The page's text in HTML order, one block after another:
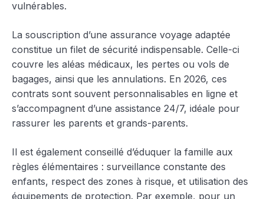
vulnérables.
La souscription d’une assurance voyage adaptée
constitue un filet de sécurité indispensable. Celle-ci
couvre les aléas médicaux, les pertes ou vols de
bagages, ainsi que les annulations. En 2026, ces
contrats sont souvent personnalisables en ligne et
s’accompagnent d’une assistance 24/7, idéale pour
rassurer les parents et grands-parents.
Il est également conseillé d’éduquer la famille aux
règles élémentaires : surveillance constante des
enfants, respect des zones à risque, et utilisation des
équipements de protection. Par exemple, pour un